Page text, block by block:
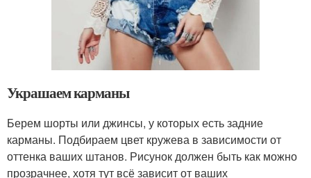
Украшаем карманы
Берем шорты или джинсы, у которых есть задние
карманы. Подбираем цвет кружева в зависимости от
оттенка ваших штанов. Рисунок должен быть как можно
прозрачнее, хотя тут всё зависит от ваших